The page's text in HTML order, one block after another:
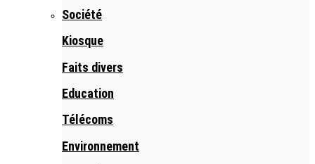
Société
Kiosque
Faits divers
Education
Télécoms
Environnement